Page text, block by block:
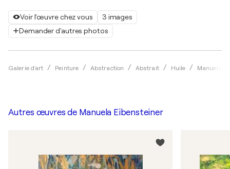
Voir l'œuvre chez vous
3 images
Demander d'autres photos
Galerie d'art Peinture Abstraction Abstrait Huile Manuela
Autres œuvres de Manuela Eibensteiner